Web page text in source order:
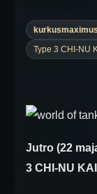
kurkusmaximus
Type 3 CHI-NU
Jutro (22
3 CHI-NU